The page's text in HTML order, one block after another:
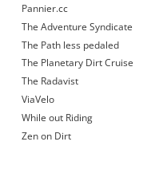
Pannier.cc
The Adventure Syndicate
The Path less pedaled
The Planetary Dirt Cruise
The Radavist
ViaVelo
While out Riding
Zen on Dirt